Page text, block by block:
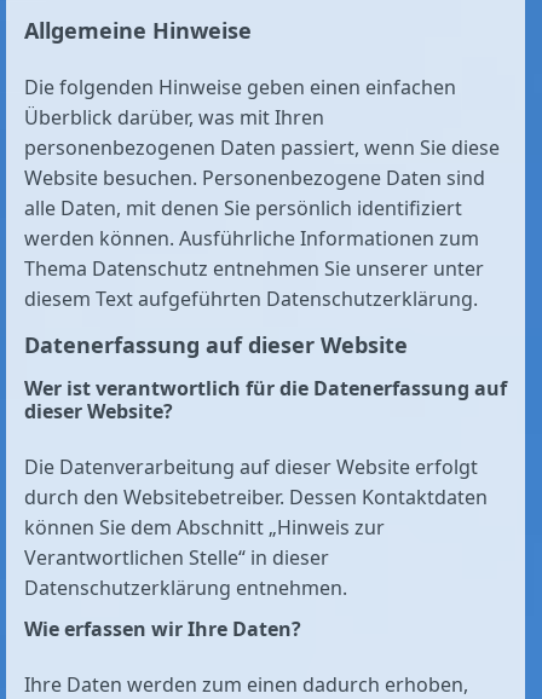
Allgemeine Hinweise
Die folgenden Hinweise geben einen einfachen
Überblick darüber, was mit Ihren
personenbezogenen Daten passiert, wenn Sie diese
Website besuchen. Personenbezogene Daten sind
alle Daten, mit denen Sie persönlich identifiziert
werden können. Ausführliche Informationen zum
Thema Datenschutz entnehmen Sie unserer unter
diesem Text aufgeführten Datenschutzerklärung.
Datenerfassung auf dieser Website
Wer ist verantwortlich für die Datenerfassung auf
dieser Website?
Die Datenverarbeitung auf dieser Website erfolgt
durch den Websitebetreiber. Dessen Kontaktdaten
können Sie dem Abschnitt „Hinweis zur
Verantwortlichen Stelle“ in dieser
Datenschutzerklärung entnehmen.
Wie erfassen wir Ihre Daten?
Ihre Daten werden zum einen dadurch erhoben,